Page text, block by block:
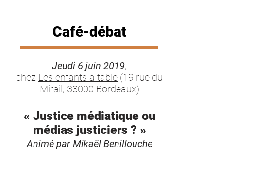
Café-débat
Jeudi 6 juin 2019,
chez Les enfants à table (19 rue du
Mirail, 33000 Bordeaux)
« Justice médiatique ou
médias justiciers ? »
Animé par Mikaël Benillouche